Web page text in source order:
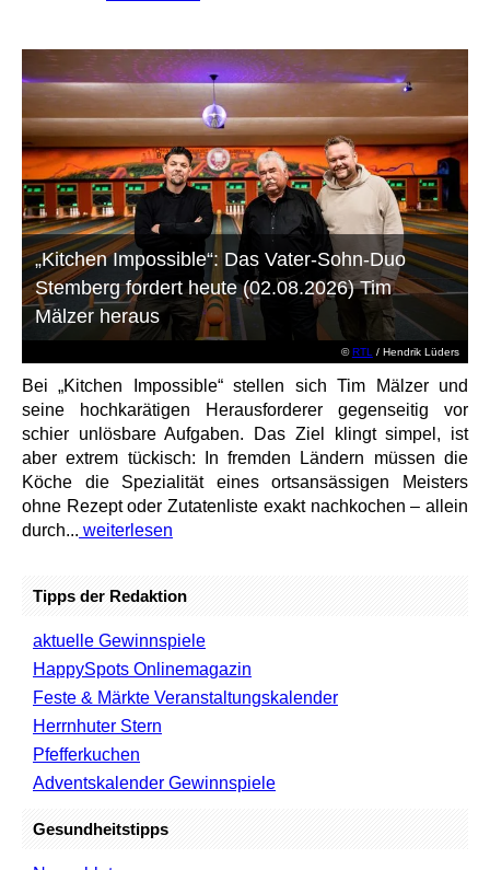
©RTL / Hendrik Lüders
„Kitchen Impossible“: Das Vater-Sohn-Duo
Stemberg fordert heute (02.08.2026) Tim
Mälzer heraus
Bei „Kitchen Impossible“ stellen sich Tim Mälzer und
seine hochkarätigen Herausforderer gegenseitig vor
schier unlösbare Aufgaben. Das Ziel klingt simpel, ist
aber extrem tückisch: In fremden Ländern müssen die
Köche die Spezialität eines ortsansässigen Meisters
ohne Rezept oder Zutatenliste exakt nachkochen – allein
durch... weiterlesen
Tipps der Redaktion
aktuelle Gewinnspiele
HappySpots Onlinemagazin
Feste & Märkte Veranstaltungskalender
Herrnhuter Stern
Pfefferkuchen
Adventskalender Gewinnspiele
Gesundheitstipps